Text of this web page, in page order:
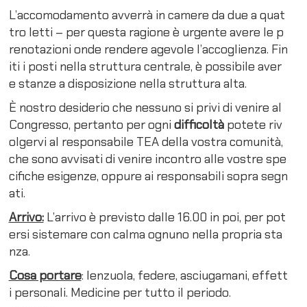
L’accomodamento avverrà in camere da due a quat
tro letti – per questa ragione è urgente avere le p
renotazioni onde rendere agevole l’accoglienza. Fin
iti i posti nella struttura centrale, è possibile aver
e stanze a disposizione nella struttura alta.
È nostro desiderio che nessuno si privi di venire al
Congresso, pertanto per ogni difficoltà potete riv
olgervi al responsabile TEA della vostra comunità,
che sono avvisati di venire incontro alle vostre spe
cifiche esigenze, oppure ai responsabili sopra segn
ati.
Arrivo:L’arrivo è previsto dalle 16.00 in poi, per pot
ersi sistemare con calma ognuno nella propria sta
nza.
Cosa portare: lenzuola, federe, asciugamani, effett
i personali. Medicine per tutto il periodo.